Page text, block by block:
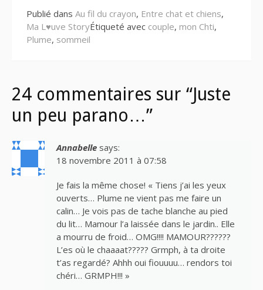
Publié dans Au fil du crayon, Entre chat et chiens,
Ma L♥uve StoryÉtiqueté avec couple, mon Chti,
Plume, sommeil
24 commentaires sur “Juste
un peu parano…”
Annabelle says:
18 novembre 2011 à 07:58
Je fais la même chose! « Tiens j’ai les yeux
ouverts… Plume ne vient pas me faire un
calin… Je vois pas de tache blanche au pied
du lit… Mamour l’a laissée dans le jardin.. Elle
a mourru de froid… OMG!!!! MAMOUR??????
L’es où le chaaaat????? Grmph, à ta droite
t’as regardé? Ahhh oui fiouuuu… rendors toi
chéri… GRMPH!!! »